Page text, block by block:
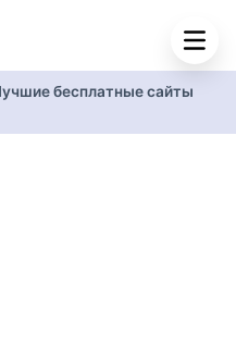
бесплатные сайты